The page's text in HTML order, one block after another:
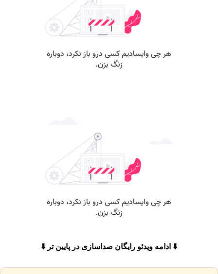
⬇️ ادامه ویدئو رایگان صداسازی در پایین تر ⬇️